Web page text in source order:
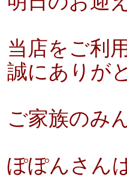
当店をご利
誠にありが
ご家族のみ
ぽぽんさん